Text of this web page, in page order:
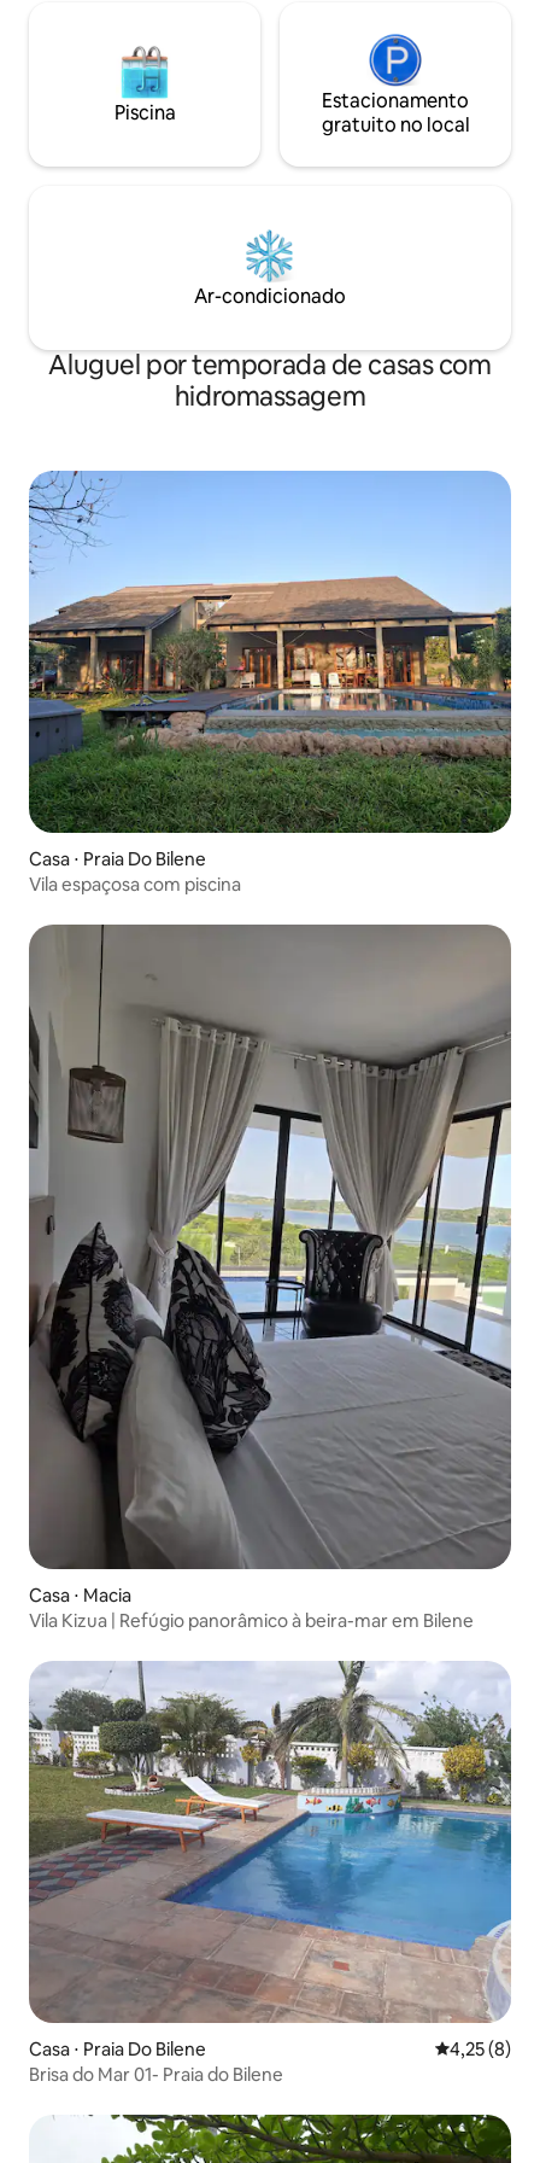
Piscina
Estacionamento
gratuito no local
Ar-condicionado
Aluguel por temporada de casas com
hidromassagem
Casa ⋅ Praia Do Bilene
Vila espaçosa com piscina
Casa ⋅ Macia
Vila Kizua | Refúgio panorâmico à beira-mar em Bilene
Casa ⋅ Praia Do Bilene 4,25 de
4,25 (8)
Brisa do Mar 01- Praia do Bilene